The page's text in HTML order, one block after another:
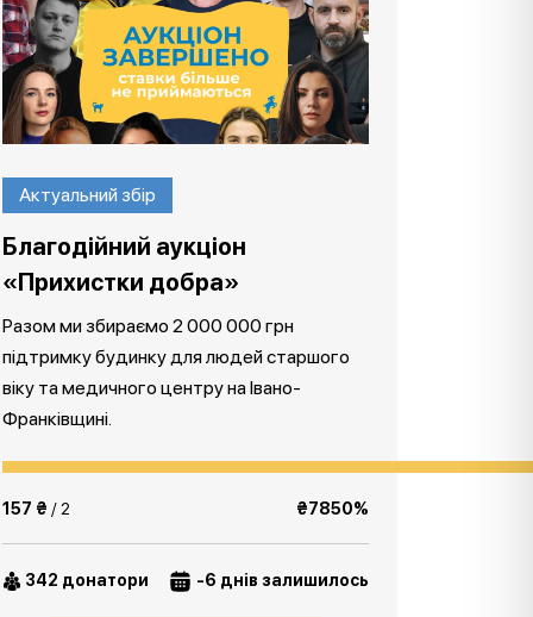
Актуальний збір
Благодійний аукціон
«Прихистки добра»
Разом ми збираємо 2 000 000 грн
підтримку будинку для людей старшого
віку та медичного центру на Івано-
Франківщині.
157 ₴ / 2 ₴7850%
342 донатори -6 днів залишилось